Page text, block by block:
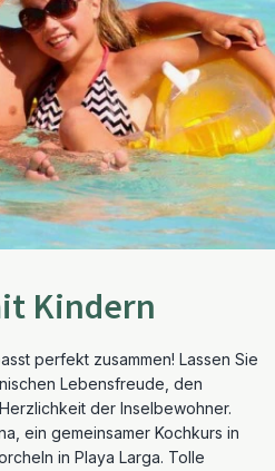
Kindern
perfekt zusammen! Lassen Sie
Lebensfreude, den
der Inselbewohner.
ein gemeinsamer Kochkurs in
in Playa Larga. Tolle